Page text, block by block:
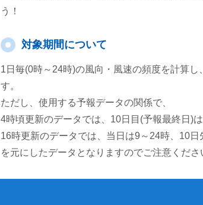
う！
対象期間について
1日毎(0時～24時)の風向・風速の頻度を計算し
す。
ただし、使用する予報データの関係で、
4時頃更新のデータでは、10日目(予報最終日)
16時更新のデータでは、当日は9～24時、10
を元にしたデータとなりますのでご注意くださ